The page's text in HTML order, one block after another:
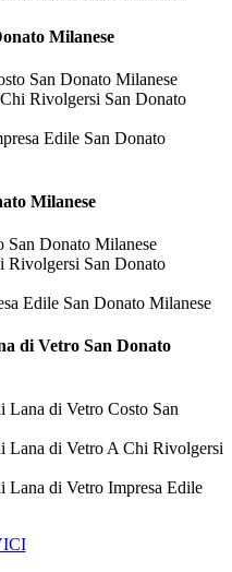
Milanese
San Donato Milanese
Rivolgersi San Donato
Edile San Donato
Milanese
San Donato Milanese
Rivolgersi San Donato
Edile San Donato Milanese
di Vetro San Donato
Lana di Vetro Costo San
Lana di Vetro A Chi Rivolgersi
Lana di Vetro Impresa Edile